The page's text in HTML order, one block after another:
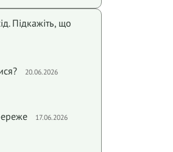
Підкажіть, що
20.06.2026
17.06.2026